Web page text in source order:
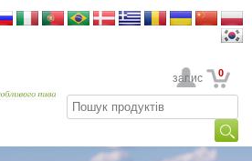
Ваш обліковий запис 0